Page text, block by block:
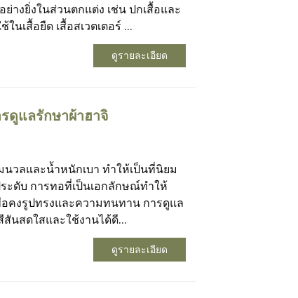
างยิ่งในส่วนตกแต่ง เช่น ปกเสื้อและ
นเสื้อยืด เสื้อสเวตเตอร์ ...
ดูรายละเอียด
ดูแลรักษาผ้าฮาจิ
วลและน้ำหนักเบา ทำให้เป็นที่นิยม
ะดับ การทอที่เป็นเอกลักษณ์ทำให้
คงรูปทรงและความทนทาน การดูแล
นสดใสและใช้งานได้ดี...
ดูรายละเอียด